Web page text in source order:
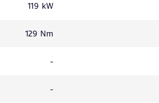
119 kW
129 Nm
-
-